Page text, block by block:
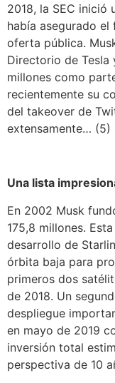
2018, la SEC inició
había asegurado
oferta pública.
Directorio de Tesla
millones como
recientemente su
del takeover de
extensamente… (5)
Una lista
En 2002 Musk
175,8 millones.
desarrollo de
órbita baja para
primeros dos
de 2018. Un
despliegue
en mayo de 2019
inversión total
perspectiva de 10